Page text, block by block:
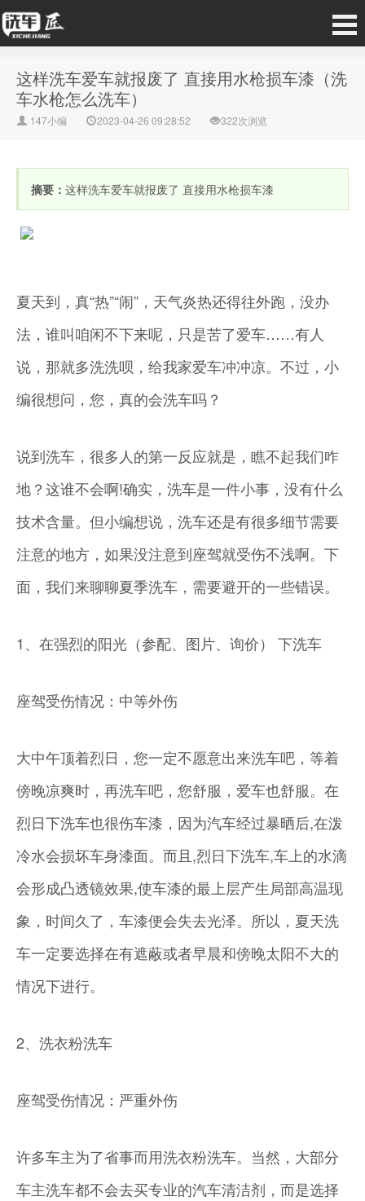
这样洗车爱车就报废了 直接用水枪损车漆（洗
车水枪怎么洗车）
147小编 2023-04-26 09:28:52 322次浏览
摘要： 这样洗车爱车就报废了 直接用水枪损车漆
夏天到，真“热”“闹”，天气炎热还得往外跑，没办
法，谁叫咱闲不下来呢，只是苦了爱车……有人
说，那就多洗洗呗，给我家爱车冲冲凉。不过，小
编很想问，您，真的会洗车吗？
说到洗车，很多人的第一反应就是，瞧不起我们咋
地？这谁不会啊!确实，洗车是一件小事，没有什么
技术含量。但小编想说，洗车还是有很多细节需要
注意的地方，如果没注意到座驾就受伤不浅啊。下
面，我们来聊聊夏季洗车，需要避开的一些错误。
1、在强烈的阳光（参配、图片、询价） 下洗车
座驾受伤情况：中等外伤
大中午顶着烈日，您一定不愿意出来洗车吧，等着
傍晚凉爽时，再洗车吧，您舒服，爱车也舒服。在
烈日下洗车也很伤车漆，因为汽车经过暴晒后,在泼
冷水会损坏车身漆面。而且,烈日下洗车,车上的水滴
会形成凸透镜效果,使车漆的最上层产生局部高温现
象，时间久了，车漆便会失去光泽。所以，夏天洗
车一定要选择在有遮蔽或者早晨和傍晚太阳不大的
情况下进行。
2、洗衣粉洗车
座驾受伤情况：严重外伤
许多车主为了省事而用洗衣粉洗车。当然，大部分
车主洗车都不会去买专业的汽车清洁剂，而是选择